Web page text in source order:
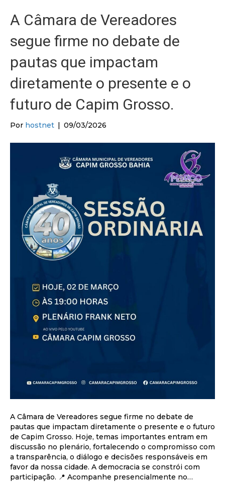
A Câmara de Vereadores
segue firme no debate de
pautas que impactam
diretamente o presente e o
futuro de Capim Grosso.
Por hostnet | 09/03/2026
A Câmara de Vereadores segue firme no debate de
pautas que impactam diretamente o presente e o futuro
de Capim Grosso. Hoje, temas importantes entram em
discussão no plenário, fortalecendo o compromisso com
a transparência, o diálogo e decisões responsáveis em
favor da nossa cidade. A democracia se constrói com
participação. 📍 Acompanhe presencialmente no…